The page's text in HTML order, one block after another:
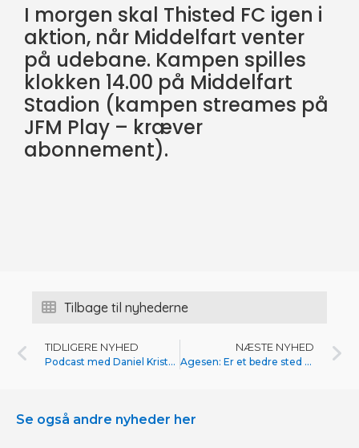
I morgen skal Thisted FC igen i
aktion, når Middelfart venter
på udebane. Kampen spilles
klokken 14.00 på Middelfart
Stadion (kampen streames på
JFM Play – kræver
abonnement).
Tilbage til nyhederne
TIDLIGERE NYHED
Podcast med Daniel Kristensen
NÆSTE NYHED
Agesen: Er et bedre sted end i foråret
Se også andre nyheder her